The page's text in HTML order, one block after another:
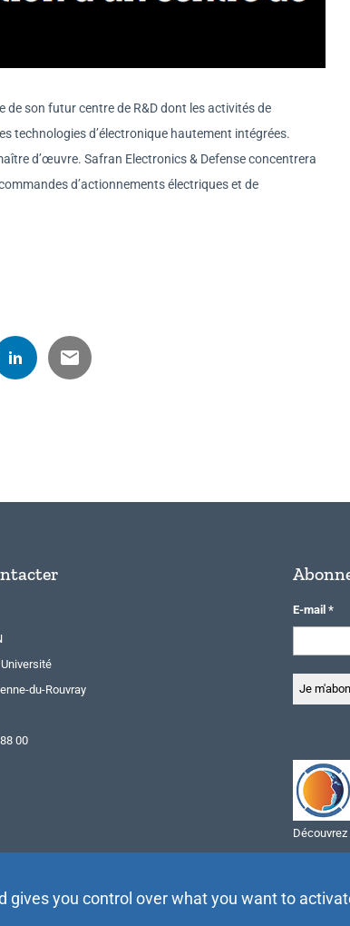
de son futur centre de R&D dont les activités de
technologies d’électronique hautement intégrées.
d’œuvre. Safran Electronics & Defense concentrera
d’actionnements électriques et de
du-Rouvray
00
E-mail *
gives you control over what you want to